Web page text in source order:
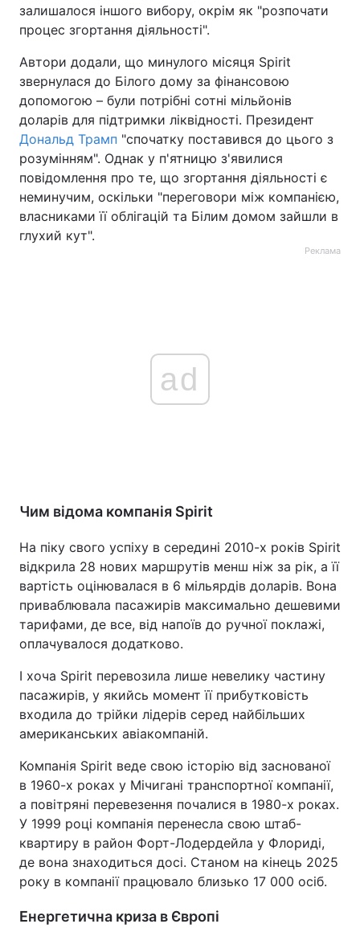
залишалося іншого вибору, окрім як "розпочати
процес згортання діяльності".
Автори додали, що минулого місяця Spirit
звернулася до Білого дому за фінансовою
допомогою – були потрібні сотні мільйонів
доларів для підтримки ліквідності. Президент
Дональд Трамп "спочатку поставився до цього з
розумінням". Однак у п'ятницю з'явилися
повідомлення про те, що згортання діяльності є
неминучим, оскільки "переговори між компанією,
власниками її облігацій та Білим домом зайшли в
глухий кут".
Реклама
ad
Чим відома компанія Spirit
На піку свого успіху в середині 2010-х років Spirit
відкрила 28 нових маршрутів менш ніж за рік, а її
вартість оцінювалася в 6 мільярдів доларів. Вона
приваблювала пасажирів максимально дешевими
тарифами, де все, від напоїв до ручної поклажі,
оплачувалося додатково.
І хоча Spirit перевозила лише невелику частину
пасажирів, у якийсь момент її прибутковість
входила до трійки лідерів серед найбільших
американських авіакомпаній.
Компанія Spirit веде свою історію від заснованої
в 1960-х роках у Мічигані транспортної компанії,
а повітряні перевезення почалися в 1980-х роках.
У 1999 році компанія перенесла свою штаб-
квартиру в район Форт-Лодердейла у Флориді,
де вона знаходиться досі. Станом на кінець 2025
року в компанії працювало близько 17 000 осіб.
Енергетична криза в Європі